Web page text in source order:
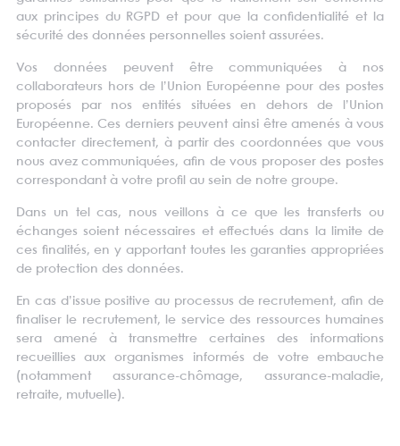
aux principes du RGPD et pour que la confidentialité et la
sécurité des données personnelles soient assurées.
Vos données peuvent être communiquées à nos
collaborateurs hors de l’Union Européenne pour des postes
proposés par nos entités situées en dehors de l’Union
Européenne. Ces derniers peuvent ainsi être amenés à vous
contacter directement, à partir des coordonnées que vous
nous avez communiquées, afin de vous proposer des postes
correspondant à votre profil au sein de notre groupe.
Dans un tel cas, nous veillons à ce que les transferts ou
échanges soient nécessaires et effectués dans la limite de
ces finalités, en y apportant toutes les garanties appropriées
de protection des données.
En cas d’issue positive au processus de recrutement, afin de
finaliser le recrutement, le service des ressources humaines
sera amené à transmettre certaines des informations
recueillies aux organismes informés de votre embauche
(notamment assurance-chômage, assurance-maladie,
retraite, mutuelle).